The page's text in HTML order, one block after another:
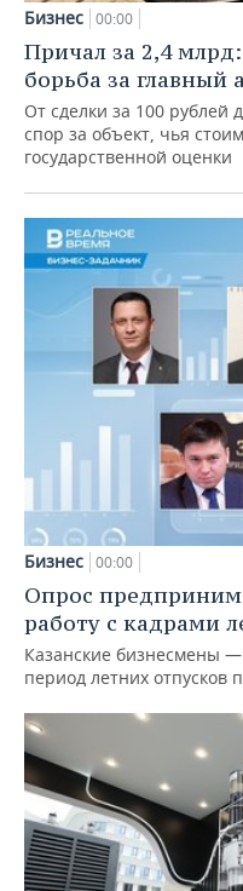
Бизнес 00:00
Причал за 2,4
борьба за главный
От сделки за 100 рублей
спор за объект, чья
государственной оценки
Бизнес 00:00
Опрос
работу с кадрами
Казанские бизнесмены
период летних отпусков